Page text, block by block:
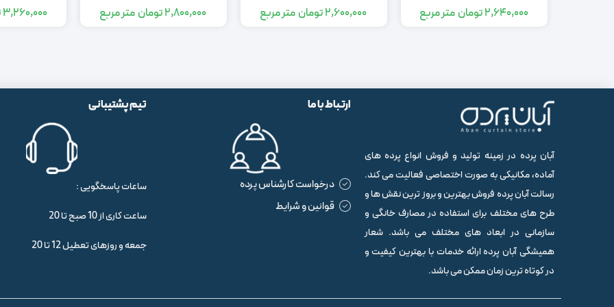
2,640,000تومان متر مربع 2,600,000تومان متر مربع 2,800,000تومان متر مربع 3,260,000
آبان پرده در زمینه تولید و فروش انواع پرده های
آماده، مکانیکی به صورت اختصاصی فعالیت می کند.
رسالت آبان پرده فروش بهترین و بروز ترین نقش ها و
طرح های مختلف برای استفاده در مصارف خانگی و
سازمانی در ابعاد های مختلف می باشد. شعار
همیشگی آبان پرده ارائه خدمات با بهترین کیفیت و
در کوتاه ترین زمان ممکن می باشد.
ارتباط با ما
درخواست کارشناس پرده
قوانین و شرایط
تیم پشتیبانی
ساعات پاسخگویی :
ساعت کاری از 10 صبح تا 20
جمعه و روزهای تعطیل 12 تا 20